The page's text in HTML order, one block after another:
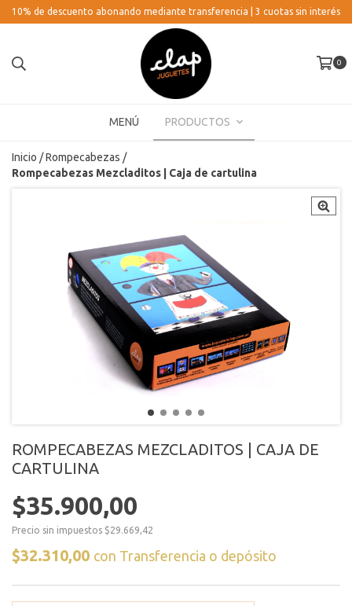
10% de descuento abonando mediante transferencia | 3 cuotas sin interés
0
MENÚ PRODUCTOS
Inicio /Rompecabezas /
Rompecabezas Mezcladitos | Caja de cartulina
ROMPECABEZAS MEZCLADITOS | CAJA DE
CARTULINA
$35.900,00
Precio sin impuestos $29.669,42
$32.310,00 con Transferencia o depósito